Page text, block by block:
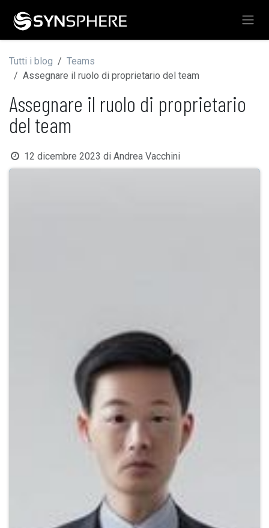
Tutti i blog
Teams
Assegnare il ruolo di proprietario del team
Assegnare il ruolo di proprietario
del team
12 dicembre 2023 di Andrea Vacchini